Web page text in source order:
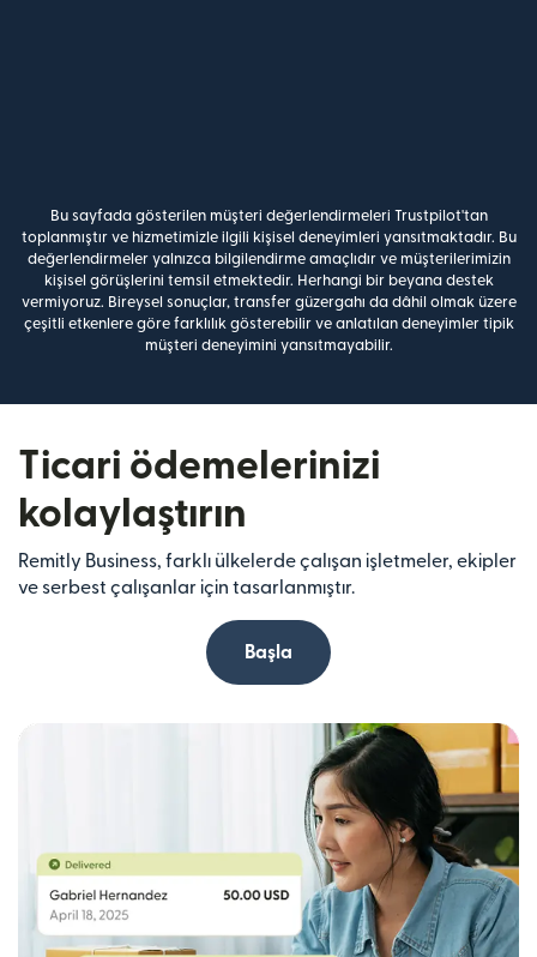
Bu sayfada gösterilen müşteri değerlendirmeleri Trustpilot'tan
toplanmıştır ve hizmetimizle ilgili kişisel deneyimleri yansıtmaktadır. Bu
değerlendirmeler yalnızca bilgilendirme amaçlıdır ve müşterilerimizin
kişisel görüşlerini temsil etmektedir. Herhangi bir beyana destek
vermiyoruz. Bireysel sonuçlar, transfer güzergahı da dâhil olmak üzere
çeşitli etkenlere göre farklılık gösterebilir ve anlatılan deneyimler tipik
müşteri deneyimini yansıtmayabilir.
Ticari ödemelerinizi
kolaylaştırın
Remitly Business, farklı ülkelerde çalışan işletmeler, ekipler
ve serbest çalışanlar için tasarlanmıştır.
Başla